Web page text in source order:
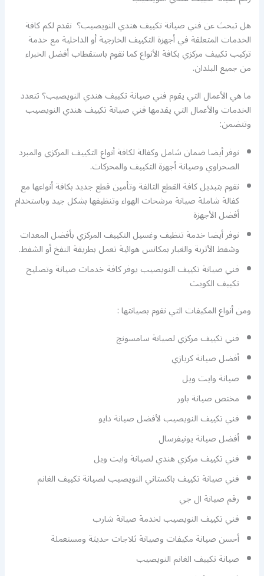
هل تبحث عن فني صيانة تكييف هندي النويصيب؟ نقدم لكم كافة
الخدمات المتعلقة في أجهزة التكييف الخارجية أو الداخلية مع خدمة
تركيب تكييف مركزي بكافة الأنواع كما نقوم باستقطاب أفضل الخبراء
من جميع البلدان.
ما هي الأعمال التي يقوم فني صيانة تكييف هندي النويصيب؟ تتعدد
الخدمات والأعمال التي يقدمها فني صيانة تكييف هندي النويصيب
وتتضمن:
نوفر أيضا ضمان شامل وكفالة لكافة أنواع التكييف المركزي والمبرد
الصحراوي وصيانة أجهزة التكييف والمحركات.
نقوم بتبديل كافة القطع التالفة وتأمين قطع جديد بكافة أنواعها مع
كفالة شاملة صيانة مرشحات الهواء وتنظيفها بشكل جيد وباستخدام
أفضل الأجهزة
نوفر أيضا خدمة تنظيف وغسيل التكييف المركزي بأفضل المعدات
وشفط الأتربة والغبار بمكانس هوائية تعمل بطريقة النفخ أو الشفط.
فني صيانة تكييف النويصيب يوفر كافة خدمات صيانة وتصليح
تكييف الكويت
ومن أنواع المكيفات التي نقوم بصيانتها :
فني تكييف مركزي لصيانة سامسونج
أفضل صيانة كريازي
صيانة وايت ويل
مختص صيانة باور
فني تكييف النويصيب لأفضل صيانة دايو
أفضل صيانة يونيفرسال
فني تكييف مركزي هندي لصيانة وايت ويل
فني صيانة تكييف باكستاني النويصيب لصيانة تكييف الغانم
رقم صيانة ال جي
فني تكييف النويصيب لخدمة صيانة شارب
أحسن صيانة مكيفات وصيانة ثلاجات حديثة ومستعملة
صيانة تكييف الغانم النويصيب